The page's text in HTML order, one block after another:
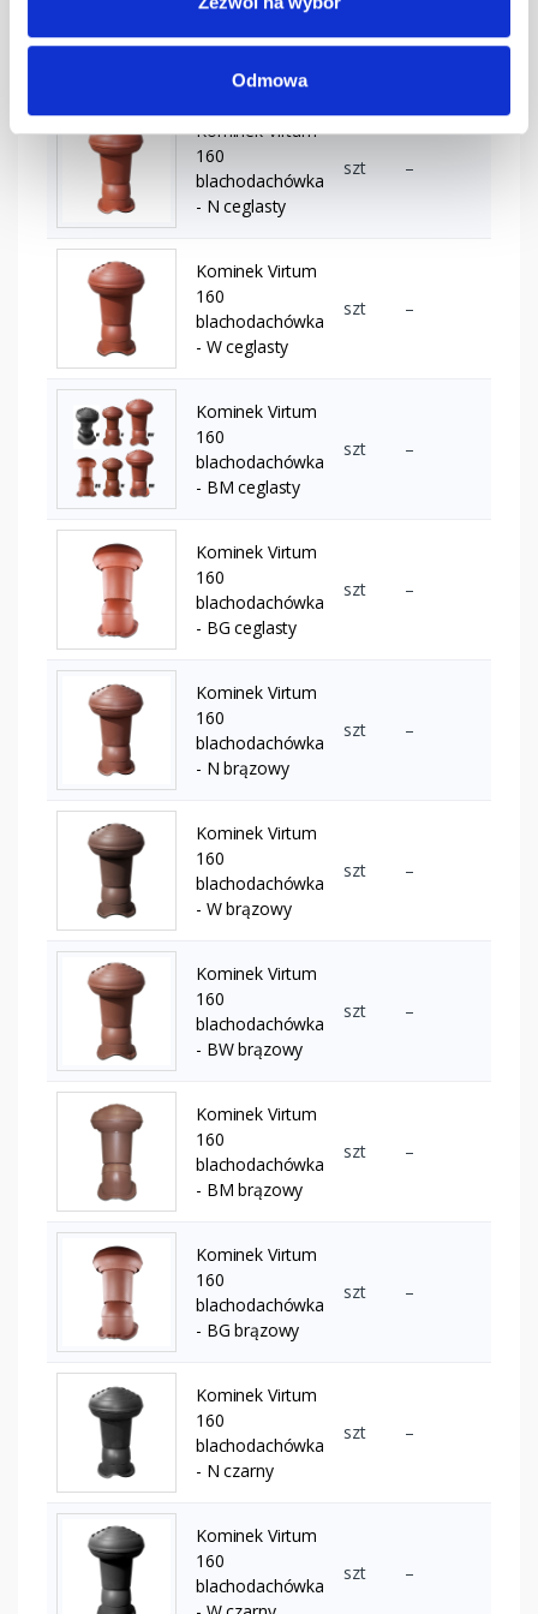
Odmowa
160
blachodachówka
Kominek Virtum
160
blachodachówka
- N ceglasty
szt –
Kominek Virtum
160
blachodachówka
- W ceglasty
szt –
Kominek Virtum
160
blachodachówka
- BM ceglasty
szt –
Kominek Virtum
160
blachodachówka
- BG ceglasty
szt –
Kominek Virtum
160
blachodachówka
- N brązowy
szt –
Kominek Virtum
160
blachodachówka
- W brązowy
szt –
Kominek Virtum
160
blachodachówka
- BW brązowy
szt –
Kominek Virtum
160
blachodachówka
- BM brązowy
szt –
Kominek Virtum
160
blachodachówka
- BG brązowy
szt –
Kominek Virtum
160
blachodachówka
- N czarny
szt –
Kominek Virtum
160
blachodachówka
szt –